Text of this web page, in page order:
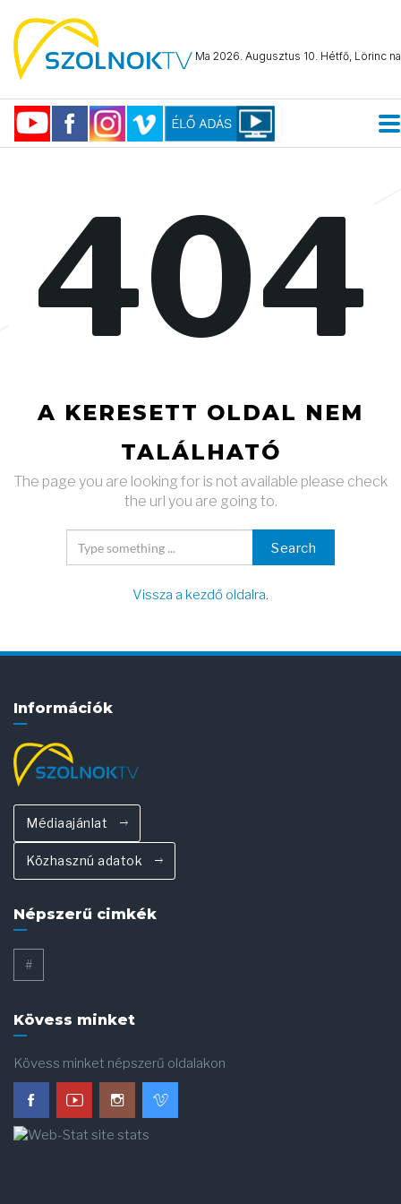
Ma 2026. Augusztus 10. Hétfő, Lörinc
404
A KERESETT OLDAL NEM
TALÁLHATÓ
The page you are looking for is not available please check
the url you are going to.
Search
Vissza a kezdő oldalra.
Információk
Médiaajánlat
Közhasznú adatok
Népszerű cimkék
#
Kövess minket
Kövess minket népszerű oldalakon